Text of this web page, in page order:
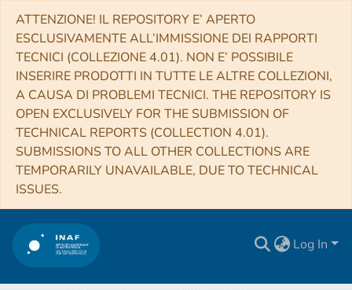
ATTENZIONE! IL REPOSITORY E’ APERTO
ESCLUSIVAMENTE ALL’IMMISSIONE DEI RAPPORTI
TECNICI (COLLEZIONE 4.01). NON E’ POSSIBILE
INSERIRE PRODOTTI IN TUTTE LE ALTRE COLLEZIONI,
A CAUSA DI PROBLEMI TECNICI. THE REPOSITORY IS
OPEN EXCLUSIVELY FOR THE SUBMISSION OF
TECHNICAL REPORTS (COLLECTION 4.01).
SUBMISSIONS TO ALL OTHER COLLECTIONS ARE
TEMPORARILY UNAVAILABLE, DUE TO TECHNICAL
ISSUES.
Log In